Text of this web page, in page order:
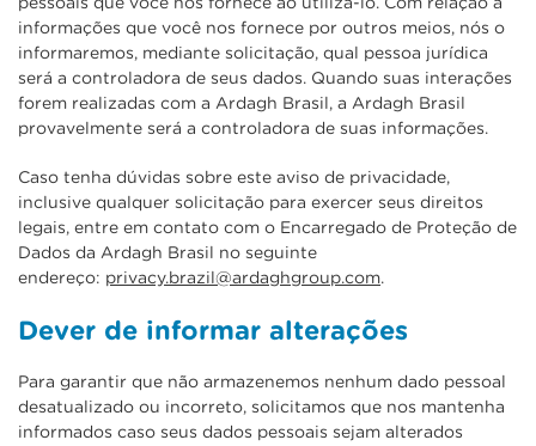
informações que você nos fornece por outros meios, nós o
informaremos, mediante solicitação, qual pessoa jurídica
será a controladora de seus dados. Quando suas interações
forem realizadas com a Ardagh Brasil, a Ardagh Brasil
provavelmente será a controladora de suas informações.
Caso tenha dúvidas sobre este aviso de privacidade,
inclusive qualquer solicitação para exercer seus direitos
legais, entre em contato com o Encarregado de Proteção de
Dados da Ardagh Brasil no seguinte
endereço: privacy.brazil@ardaghgroup.com.
Dever de informar alterações
Para garantir que não armazenemos nenhum dado pessoal
desatualizado ou incorreto, solicitamos que nos mantenha
informados caso seus dados pessoais sejam alterados